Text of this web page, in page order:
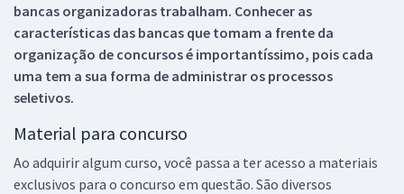
bancas organizadoras trabalham. Conhecer as
características das bancas que tomam a frente da
organização de concursos é importantíssimo, pois cada
uma tem a sua forma de administrar os processos
seletivos.
Material para concurso
Ao adquirir algum curso, você passa a ter acesso a materiais
exclusivos para o concurso em questão. São diversos